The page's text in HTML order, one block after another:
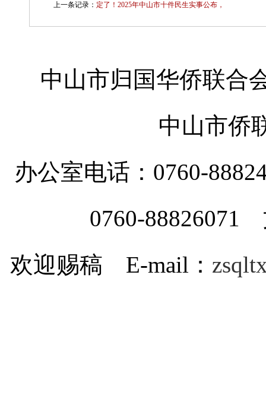
上一条记录： 定了！2025年中山市十件民生实事公布，
中山市归国华侨联合
中山市侨
办公室电话：0760-
0760-88826071
欢迎赐稿 E-mail：